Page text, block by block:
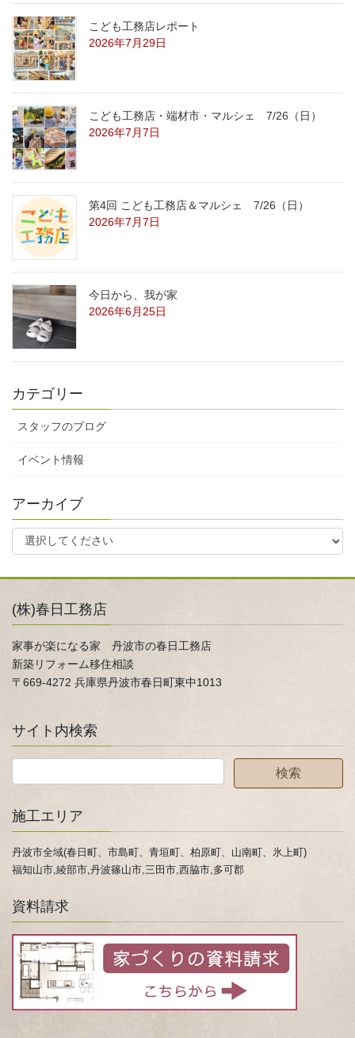
こども工務店レポート
2026年7月29日
こども工務店・端材市・マルシェ 7/26（日）
2026年7月7日
第4回 こども工務店＆マルシェ 7/26（日）
2026年7月7日
今日から、我が家
2026年6月25日
カテゴリー
スタッフのブログ
イベント情報
アーカイブ
(株)春日工務店
家事が楽になる家 丹波市の春日工務店
新築リフォーム移住相談
〒669-4272 兵庫県丹波市春日町東中1013
サイト内検索
施工エリア
丹波市全域(春日町、市島町、青垣町、柏原町、山南町、氷上町)
福知山市,綾部市,丹波篠山市,三田市,西脇市,多可郡
資料請求